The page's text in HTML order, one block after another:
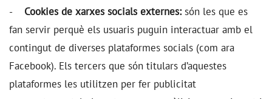
- Cookies de xarxes socials externes:són les que es
fan servir perquè els usuaris puguin interactuar amb el
contingut de diverses plataformes socials (com ara
Facebook). Els tercers que són titulars d’aquestes
plataformes les utilitzen per fer publicitat